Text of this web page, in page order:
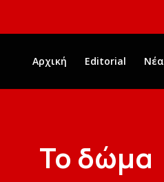
Αρχική Editorial Νέα
Το δώμα